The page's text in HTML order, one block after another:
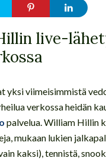
live-
yksi viimeisimmistä
verkossa heidän
palvelua. William Hillin
mukaan lukien
kaksi), tennistä,